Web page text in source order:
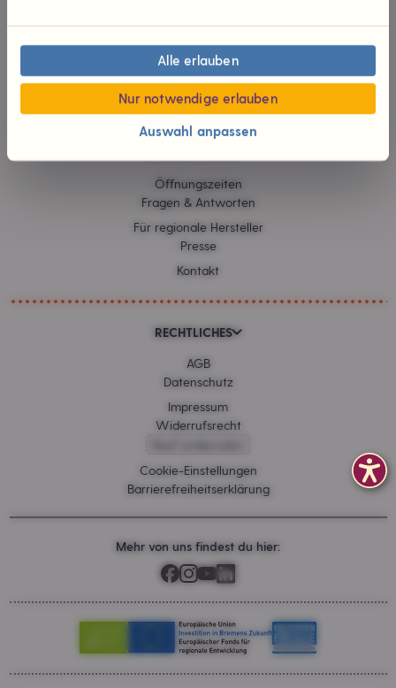
Alle erlauben
Auswahl anpassen
Nur notwendige erlauben
Neuigkeiten
Verantwortliche
Jobs
Öffnungszeiten
Fragen & Antworten
Für regionale Hersteller
Presse
Kontakt
RECHTLICHES
AGB
Datenschutz
Impressum
Widerrufsrecht
Cookie-Einstellungen
Barrierefreiheitserklärung
Mehr von uns findest du hier: